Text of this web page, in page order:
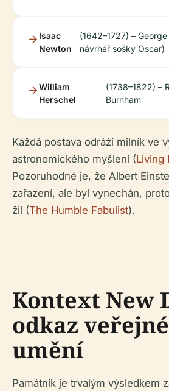
Isaac
Newton
(1642–1727) –
návrhář sošky Oscar)
William
Herschel
(1738–1822) –
Burnham
Každá postava odráží milník ve
astronomického myšlení (Living
Pozoruhodné je, že Albert
zařazení, ale byl vynechán,
žil (The Humble Fabulist).
Kontext New
odkaz
umění
Památník je trvalým výsledkem